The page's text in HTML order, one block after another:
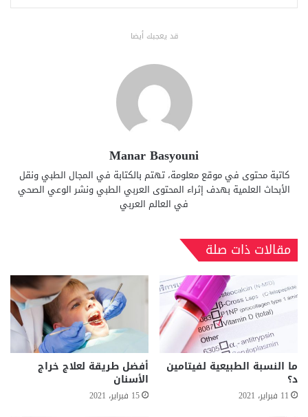
قد يعجبك أيضا
Manar Basyouni
كاتبة محتوى في موقع معلومة، تهتم بالكتابة في المجال الطبي ونقل
الأبحاث العلمية بهدف إثراء المحتوى العربي الطبي ونشر الوعي الصحي
في العالم العربي
مقالات ذات صلة
ما النسبة الطبيعية لفيتامين
د؟
11 فبراير، 2021
أفضل طريقة لعلاج خراج
الأسنان
15 فبراير، 2021